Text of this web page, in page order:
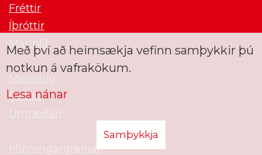
Fréttir
Íþróttir
Mannlíf
Menning
Pistlar
Umræðan
Minningargreinar
Með því að heimsækja vefinn samþykkir þú
notkun á vafrakökum.
Lesa nánar
Samþykkja